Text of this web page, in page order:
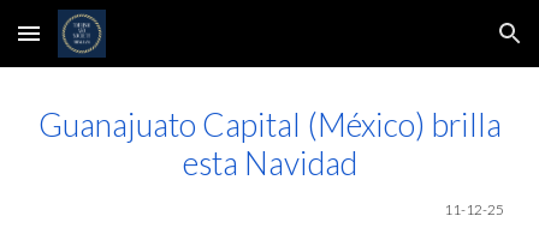
Skip to main content Skip to navigation
Guanajuato Capital (México) brilla
esta Navidad
11-12-25